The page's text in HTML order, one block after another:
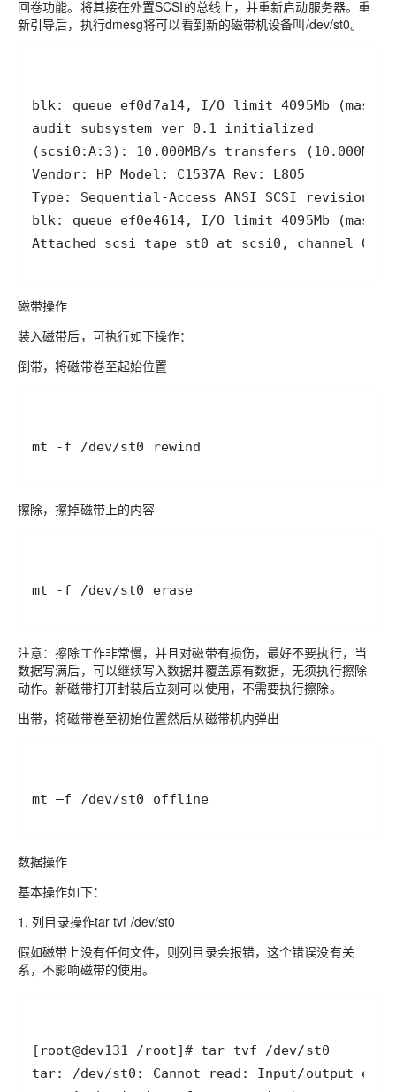
回卷功能。将其接在外置SCSI的总线上，并重新启动服务器。重
新引导后，执行dmesg将可以看到新的磁带机设备叫/dev/st0。
Attached scsi tape st0 at scsi0, channel 0,
磁带操作
装入磁带后，可执行如下操作：
倒带，将磁带卷至起始位置
mt -f /dev/st0 rewind
擦除，擦掉磁带上的内容
mt -f /dev/st0 erase
注意：擦除工作非常慢，并且对磁带有损伤，最好不要执行，当
数据写满后，可以继续写入数据并覆盖原有数据，无须执行擦除
动作。新磁带打开封装后立刻可以使用，不需要执行擦除。
出带，将磁带卷至初始位置然后从磁带机内弹出
mt –f /dev/st0 offline
数据操作
基本操作如下：
1. 列目录操作tar tvf /dev/st0
假如磁带上没有任何文件，则列目录会报错，这个错误没有关
系，不影响磁带的使用。